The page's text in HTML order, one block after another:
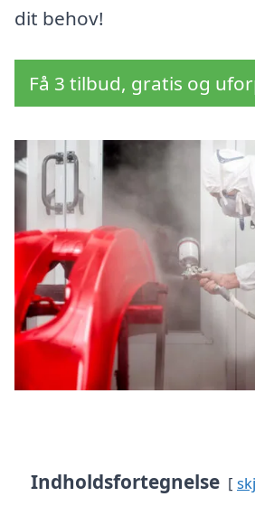
dit behov!
Få 3 tilbud, gratis og
Indholdsfortegnelse